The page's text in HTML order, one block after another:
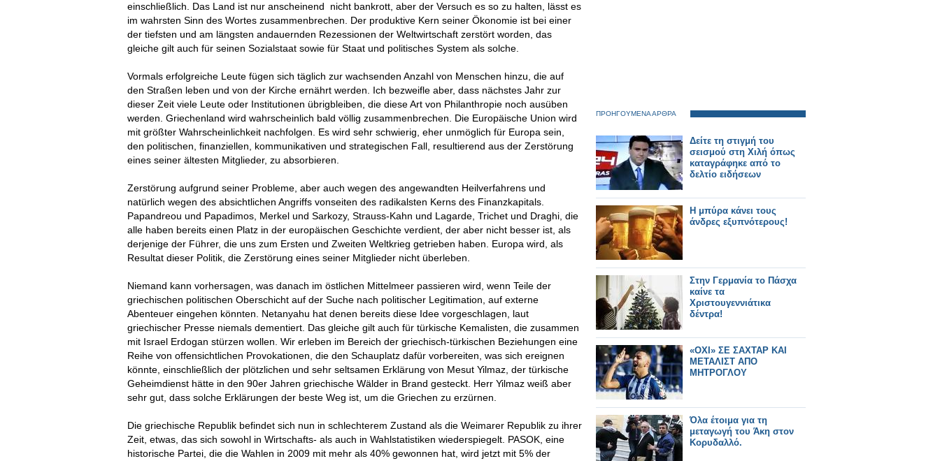
einschließlich. Das Land ist nur anscheinend nicht bankrott, aber der Versuch es so zu halten, lässt es
im wahrsten Sinn des Wortes zusammenbrechen. Der produktive Kern seiner Ökonomie ist bei einer
der tiefsten und am längsten andauernden Rezessionen der Weltwirtschaft zerstört worden, das
gleiche gilt auch für seinen Sozialstaat sowie für Staat und politisches System als solche.
Vormals erfolgreiche Leute fügen sich täglich zur wachsenden Anzahl von Menschen hinzu, die auf
den Straßen leben und von der Kirche ernährt werden. Ich bezweifle aber, dass nächstes Jahr zur
dieser Zeit viele Leute oder Institutionen übrigbleiben, die diese Art von Philanthropie noch ausüben
werden. Griechenland wird wahrscheinlich bald völlig zusammenbrechen. Die Europäische Union wird
mit größter Wahrscheinlichkeit nachfolgen. Es wird sehr schwierig, eher unmöglich für Europa sein,
den politischen, finanziellen, kommunikativen und strategischen Fall, resultierend aus der Zerstörung
eines seiner ältesten Mitglieder, zu absorbieren.
Zerstörung aufgrund seiner Probleme, aber auch wegen des angewandten Heilverfahrens und
natürlich wegen des absichtlichen Angriffs vonseiten des radikalsten Kerns des Finanzkapitals.
Papandreou und Papadimos, Merkel und Sarkozy, Strauss-Kahn und Lagarde, Trichet und Draghi, die
alle haben bereits einen Platz in der europäischen Geschichte verdient, der aber nicht besser ist, als
derjenige der Führer, die uns zum Ersten und Zweiten Weltkrieg getrieben haben. Europa wird, als
Resultat dieser Politik, die Zerstörung eines seiner Mitglieder nicht überleben.
Niemand kann vorhersagen, was danach im östlichen Mittelmeer passieren wird, wenn Teile der
griechischen politischen Oberschicht auf der Suche nach politischer Legitimation, auf externe
Abenteuer eingehen könnten. Netanyahu hat denen bereits diese Idee vorgeschlagen, laut
griechischer Presse niemals dementiert. Das gleiche gilt auch für türkische Kemalisten, die zusammen
mit Israel Erdogan stürzen wollen. Wir erleben im Bereich der griechisch-türkischen Beziehungen eine
Reihe von offensichtlichen Provokationen, die den Schauplatz dafür vorbereiten, was sich ereignen
könnte, einschließlich der plötzlichen und sehr seltsamen Erklärung von Mesut Yilmaz, der türkische
Geheimdienst hätte in den 90er Jahren griechische Wälder in Brand gesteckt. Herr Yilmaz weiß aber
sehr gut, dass solche Erklärungen der beste Weg ist, um die Griechen zu erzürnen.
Die griechische Republik befindet sich nun in schlechterem Zustand als die Weimarer Republik zu ihrer
Zeit, etwas, das sich sowohl in Wirtschafts- als auch in Wahlstatistiken wiederspiegelt. PASOK, eine
historische Partei, die die Wahlen in 2009 mit mehr als 40% gewonnen hat, wird jetzt mit 5% der
ΠΡΟΗΓΟΥΜΕΝΑ ΑΡΘΡΑ
Δείτε τη στιγμή του
σεισμού στη Χιλή όπως
καταγράφηκε από το
δελτίο ειδήσεων
Η μπύρα κάνει τους
άνδρες εξυπνότερους!
Στην Γερμανία το Πάσχα
καίνε τα
Χριστουγεννιάτικα
δέντρα!
«ΟΧΙ» ΣΕ ΣΑΧΤΑΡ ΚΑΙ
ΜΕΤΑΛΙΣΤ ΑΠΟ
ΜΗΤΡΟΓΛΟΥ
Όλα έτοιμα για τη
μεταγωγή του Άκη στον
Κορυδαλλό.